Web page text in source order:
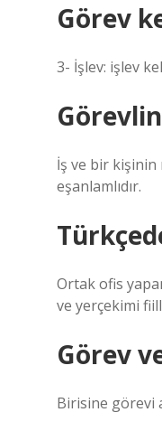
Görev
3- İşlev: işlev
İş ve bir kişinin
eşanlamlıdır.
Ortak ofis
ve yerçekimi
Görev
Birisine görevi